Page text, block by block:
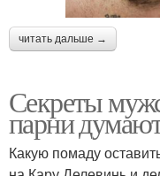
читать дальше →
Секреты
парни
Какую помаду